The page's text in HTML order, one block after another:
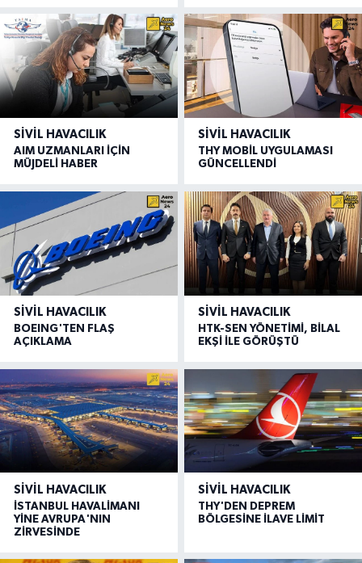
SIVIL HAVACILIK
AIM UZMANLARI İÇİN
MÜJDELİ HABER
SIVIL HAVACILIK
THY MOBİL UYGULAMASI
GÜNCELLENDİ
SIVIL HAVACILIK
BOEING'TEN FLAŞ
AÇIKLAMA
SIVIL HAVACILIK
HTK-SEN YÖNETİMİ, BİLAL
EKŞİ İLE GÖRÜŞTÜ
SIVIL HAVACILIK
İSTANBUL HAVALİMANI
YİNE AVRUPA'NIN
ZİRVESİNDE
SIVIL HAVACILIK
THY'DEN DEPREM
BÖLGESİNE İLAVE LİMİT